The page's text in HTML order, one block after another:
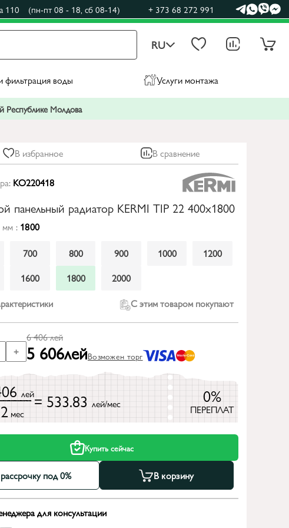
110 (пн-пт 08 - 18, сб 08-14) + 373 68 272 991
RU
фильтрация воды Услуги монтажа
Республике Молдова
В избранное В сравнение
KO220418
панельный радиатор KERMI TIP 22 400x1800
:1800
700 800 900 1000
1200
1600 1800
2000
С этим товаром покупают
+
6 406лей
5 606лейВозможен торг
лей
мес
= 533.83 лей/мес 0%
ПЕРЕПЛАТ
Купить сейчас
под 0% В корзину
для консультации